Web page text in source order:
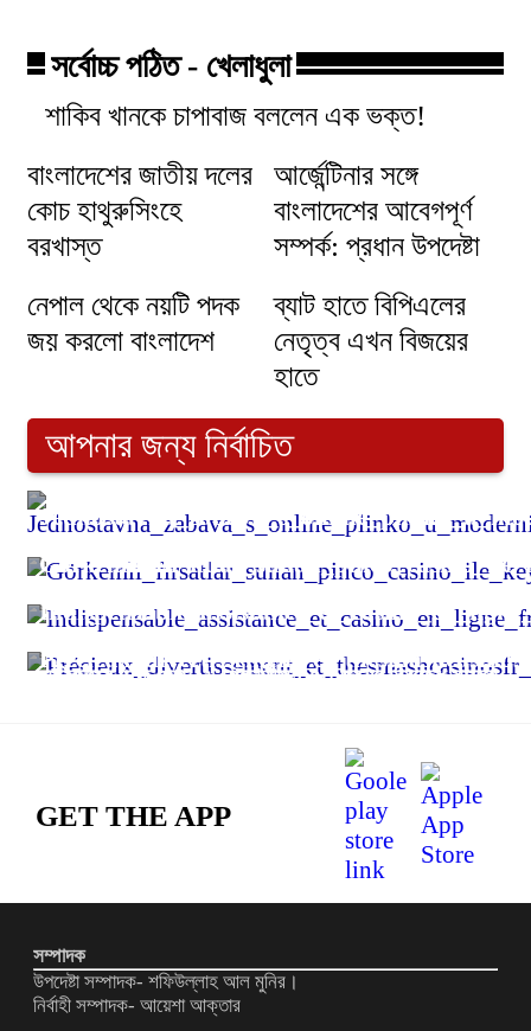
সর্বোচ্চ পঠিত - খেলাধুলা
শাকিব খানকে চাপাবাজ বললেন এক ভক্ত!
বাংলাদেশের জাতীয় দলের
কোচ হাথুরুসিংহে
বরখাস্ত
আর্জেন্টিনার সঙ্গে
বাংলাদেশের আবেগপূর্ণ
সম্পর্ক: প্রধান উপদেষ্টা
নেপাল থেকে নয়টি পদক
জয় করলো বাংলাদেশ
ব্যাট হাতে বিপিএলের
নেতৃত্ব এখন বিজয়ের
হাতে
আপনার জন্য নির্বাচিত
সচিবালয়ে ঢুকে পড়া ২৬ শিক্ষার্থীসহ ৭০ জনের বিরুদ্ধে মামলা
GET THE APP
সম্পাদক
উপদেষ্টা সম্পাদক- শফিউল্লাহ আল মুনির।
নির্বাহী সম্পাদক- আয়েশা আক্তার